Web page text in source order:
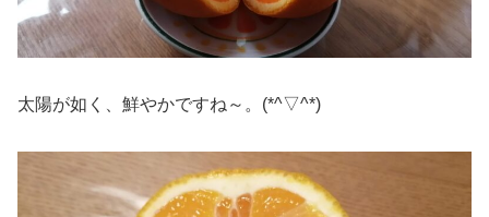
太陽が如く、鮮やかですね～。(*^▽^*)